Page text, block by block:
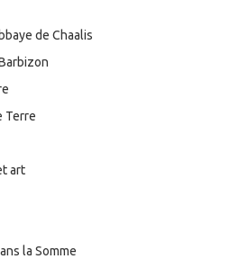
de Chaalis
Terre
art
la Somme